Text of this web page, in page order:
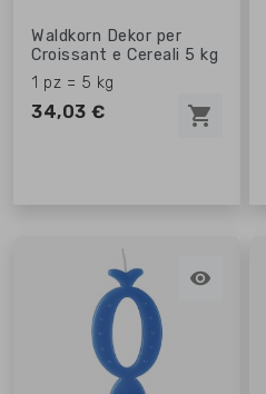
Waldkorn Dekor per
Croissant e Cereali 5 kg
1 pz = 5 kg
34,03 € shopping_cart
